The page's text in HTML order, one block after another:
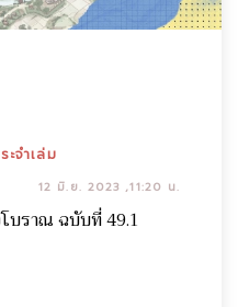
ะจำเล่ม
12 มิ.ย. 2023 ,11:20 น.
บราณ ฉบับที่ 49.1